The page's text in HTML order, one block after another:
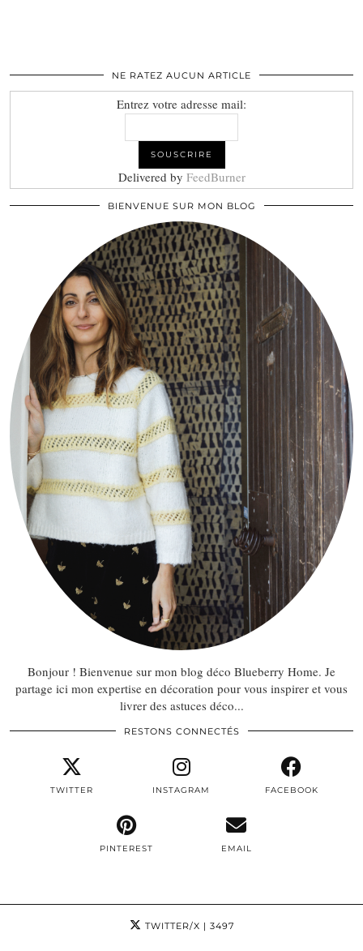
NE RATEZ AUCUN ARTICLE
Entrez votre adresse mail:
Delivered by FeedBurner
BIENVENUE SUR MON BLOG
Bonjour ! Bienvenue sur mon blog déco Blueberry Home. Je
partage ici mon expertise en décoration pour vous inspirer et vous
livrer des astuces déco...
RESTONS CONNECTÉS
TWITTER INSTAGRAM FACEBOOK
PINTEREST EMAIL
TWITTER/X | 3497